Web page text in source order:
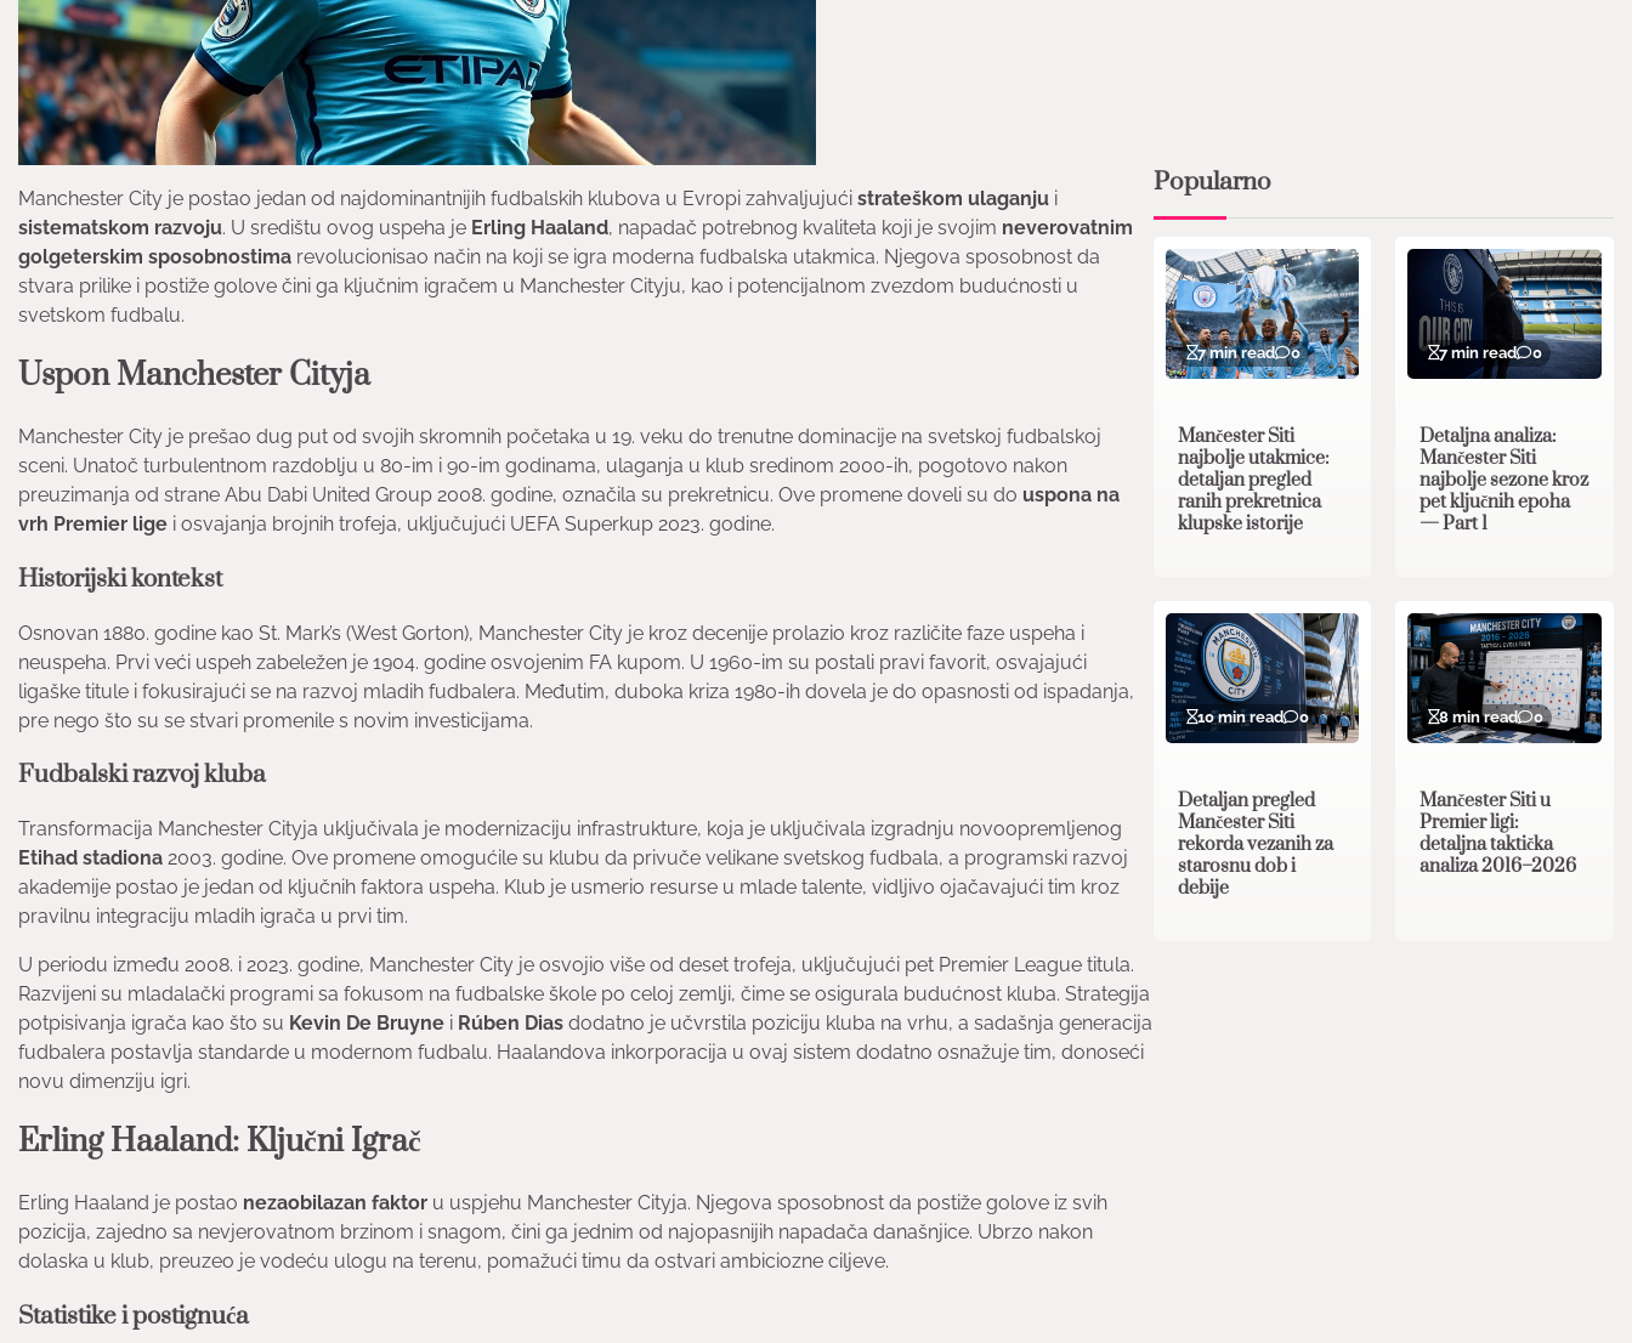
Manchester City je postao jedan od najdominantnijih fudbalskih klubova u Evropi zahvaljujući strateškom ulaganju i
sistematskom razvoju. U središtu ovog uspeha je Erling Haaland, napadač potrebnog kvaliteta koji je svojim neverovatnim
golgeterskim sposobnostima revolucionisao način na koji se igra moderna fudbalska utakmica. Njegova sposobnost da
stvara prilike i postiže golove čini ga ključnim igračem u Manchester Cityju, kao i potencijalnom zvezdom budućnosti u
svetskom fudbalu.
Uspon Manchester Cityja
Manchester City je prešao dug put od svojih skromnih početaka u 19. veku do trenutne dominacije na svetskoj fudbalskoj
sceni. Unatoč turbulentnom razdoblju u 80-im i 90-im godinama, ulaganja u klub sredinom 2000-ih, pogotovo nakon
preuzimanja od strane Abu Dabi United Group 2008. godine, označila su prekretnicu. Ove promene doveli su do uspona na
vrh Premier lige i osvajanja brojnih trofeja, uključujući UEFA Superkup 2023. godine.
Historijski kontekst
Osnovan 1880. godine kao St. Mark’s (West Gorton), Manchester City je kroz decenije prolazio kroz različite faze uspeha i
neuspeha. Prvi veći uspeh zabeležen je 1904. godine osvojenim FA kupom. U 1960-im su postali pravi favorit, osvajajući
ligaške titule i fokusirajući se na razvoj mladih fudbalera. Međutim, duboka kriza 1980-ih dovela je do opasnosti od ispadanja,
pre nego što su se stvari promenile s novim investicijama.
Fudbalski razvoj kluba
Transformacija Manchester Cityja uključivala je modernizaciju infrastrukture, koja je uključivala izgradnju novoopremljenog
Etihad stadiona 2003. godine. Ove promene omogućile su klubu da privuče velikane svetskog fudbala, a programski razvoj
akademije postao je jedan od ključnih faktora uspeha. Klub je usmerio resurse u mlade talente, vidljivo ojačavajući tim kroz
pravilnu integraciju mladih igrača u prvi tim.
U periodu između 2008. i 2023. godine, Manchester City je osvojio više od deset trofeja, uključujući pet Premier League titula.
Razvijeni su mladalački programi sa fokusom na fudbalske škole po celoj zemlji, čime se osigurala budućnost kluba. Strategija
potpisivanja igrača kao što su Kevin De Bruyne i Rúben Dias dodatno je učvrstila poziciju kluba na vrhu, a sadašnja generacija
fudbalera postavlja standarde u modernom fudbalu. Haalandova inkorporacija u ovaj sistem dodatno osnažuje tim, donoseći
novu dimenziju igri.
Erling Haaland: Ključni Igrač
Erling Haaland je postao nezaobilazan faktor u uspjehu Manchester Cityja. Njegova sposobnost da postiže golove iz svih
pozicija, zajedno sa nevjerovatnom brzinom i snagom, čini ga jednim od najopasnijih napadača današnjice. Ubrzo nakon
dolaska u klub, preuzeo je vodeću ulogu na terenu, pomažući timu da ostvari ambiciozne ciljeve.
Statistike i postignuća
Popularno
7 min read 0
Mančester Siti
najbolje utakmice:
detaljan pregled
ranih prekretnica
klupske istorije
7 min read 0
Detaljna analiza:
Mančester Siti
najbolje sezone kroz
pet ključnih epoha
— Part 1
10 min read 0
Detaljan pregled
Mančester Siti
rekorda vezanih za
starosnu dob i
debije
8 min read 0
Mančester Siti u
Premier ligi:
detaljna taktička
analiza 2016–2026